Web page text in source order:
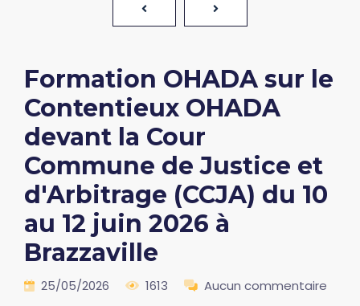
Formation OHADA sur le
Contentieux OHADA
devant la Cour
Commune de Justice et
d'Arbitrage (CCJA) du 10
au 12 juin 2026 à
Brazzaville
25/05/2026 1613 Aucun commentaire